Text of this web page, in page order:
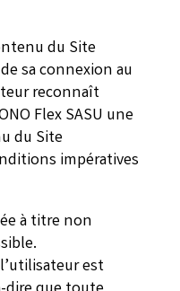
du Site
sa connexion au
reconnaît
Flex SASU une
du Site
impératives
à titre non
est